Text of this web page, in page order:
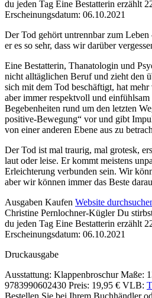
du jeden Tag Eine Bestatterin erzählt
Erscheinungsdatum: 06.10.2021
Beschreibung
Der Tod gehört untrennbar zum
er es so sehr, dass wir darüber
Eine Bestatterin, Thanatologin und
nicht alltäglichen Beruf und zieht den
sich mit dem Tod beschäftigt, hat
aber immer respektvoll und
Begebenheiten rund um den letzten
positive-Bewegung“ vor und gibt
von einer anderen Ebene aus zu
Der Tod ist mal traurig, mal grotesk,
laut oder leise. Er kommt meistens
Erleichterung verbunden sein. Wir
aber wir können immer das Beste
Details
und
Inhalte
Ausgaben Kaufen Website
Christine Pernlochner-Kügler Du
du jeden Tag Eine Bestatterin erzählt
Erscheinungsdatum: 06.10.2021
Druckausgabe
Ausstattung: Klappenbroschur Maße:
9783990602430 Preis: 19,95 € VLB:
Bestellen Sie bei Ihrem Buchhändler